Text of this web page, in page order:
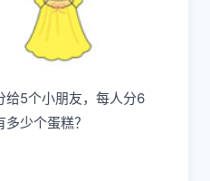
给5个小朋友，每人分6
少个蛋糕？